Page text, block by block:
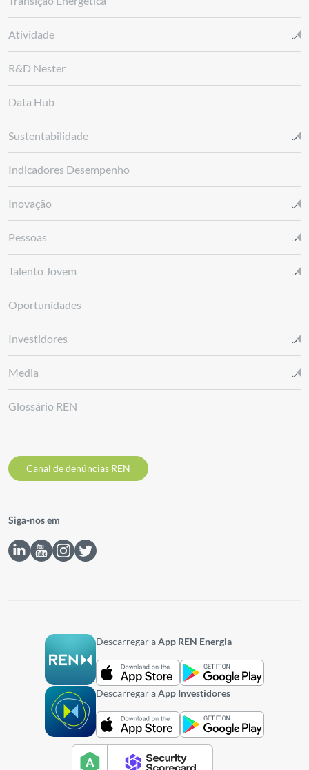
Atividade
R&D Nester
Data Hub
Sustentabilidade
Indicadores Desempenho
Inovação
Pessoas
Talento Jovem
Oportunidades
Investidores
Media
Glossário REN
Canal de denúncias REN
Siga-nos em
Descarregar aApp REN Energia
Descarregar aApp Investidores